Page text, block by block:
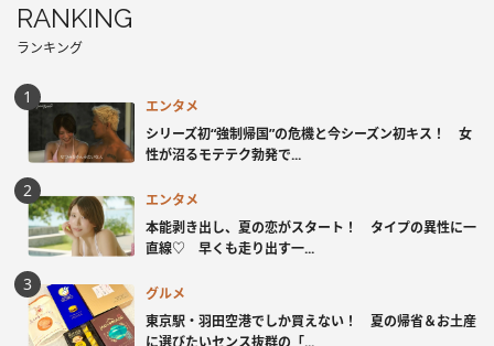
RANKING
ランキング
エンタメ
シリーズ初“強制帰国”の危機と今シーズン初キス！ 女
性が沼るモテテク勃発で...
エンタメ
本能剥き出し、夏の恋がスタート！ タイプの異性に一
直線♡ 早くも走り出す一...
グルメ
東京駅・羽田空港でしか買えない！ 夏の帰省＆お土産